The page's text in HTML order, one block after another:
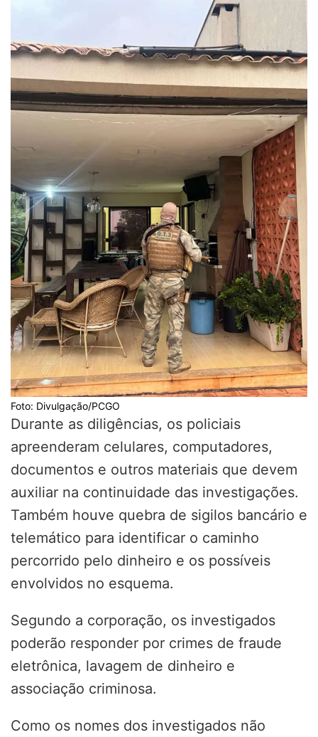
Foto: Divulgação/PCGO
Durante as diligências, os policiais
apreenderam celulares, computadores,
documentos e outros materiais que devem
auxiliar na continuidade das investigações.
Também houve quebra de sigilos bancário e
telemático para identificar o caminho
percorrido pelo dinheiro e os possíveis
envolvidos no esquema.
Segundo a corporação, os investigados
poderão responder por crimes de fraude
eletrônica, lavagem de dinheiro e
associação criminosa.
Como os nomes dos investigados não